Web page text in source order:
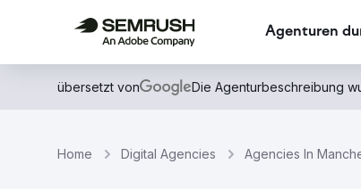
Agenturen
übersetzt von Die Agenturbeschreibung
Home Digital Agencies Agencies In